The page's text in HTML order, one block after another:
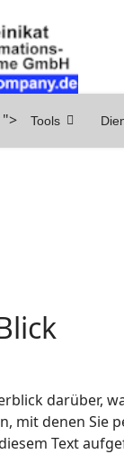
"> Tools
darüber,
mit denen
Text